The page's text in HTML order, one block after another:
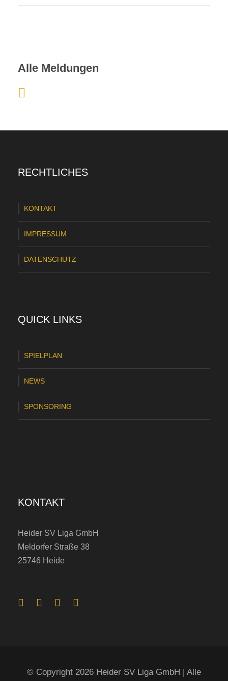
Alle Meldungen
i
d
e
n
i
s
e
d
e
t
r
s
RECHTLICHES
KONTAKT
IMPRESSUM
DATENSCHUTZ
QUICK LINKS
SPIELPLAN
NEWS
SPONSORING
KONTAKT
Heider SV Liga GmbH
Meldorfer Straße 38
25746 Heide
© Copyright 2026 Heider SV Liga GmbH | Alle